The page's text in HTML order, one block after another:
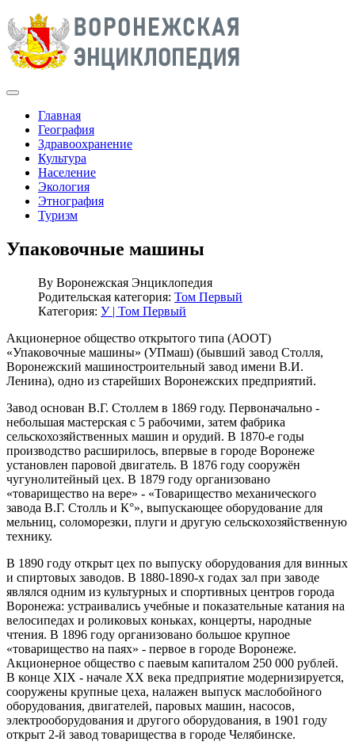
Главная
География
Здравоохранение
Культура
Население
Экология
Этнография
Туризм
Упаковочные машины
By Воронежская Энциклопедия
Родительская категория: Том Первый
Категория: У | Том Первый
Акционерное общество открытого типа (АООТ)
«Упаковочные машины» (УПмаш) (бывший завод Столля,
Воронежский машиностроительный завод имени В.И.
Ленина), одно из старейших Воронежских предприятий.
Завод основан В.Г. Столлем в 1869 году. Первоначально -
небольшая мастерская с 5 рабочими, затем фабрика
сельскохозяйственных машин и орудий. В 1870-е годы
производство расширилось, впервые в городе Воронеже
установлен паровой двигатель. В 1876 году сооружён
чугунолитейный цех. В 1879 году организовано
«товарищество на вере» - «Товарищество механического
завода В.Г. Столль и К°», выпускающее оборудование для
мельниц, соломорезки, плуги и другую сельскохозяйственную
технику.
В 1890 году открыт цех по выпуску оборудования для винных
и спиртовых заводов. В 1880-1890-х годах зал при заводе
являлся одним из культурных и спортивных центров города
Воронежа: устраивались учебные и показательные катания на
велосипедах и роликовых коньках, концерты, народные
чтения. В 1896 году организовано большое крупное
«товарищество на паях» - первое в городе Воронеже.
Акционерное общество с паевым капиталом 250 000 рублей.
В конце XIX - начале XX века предприятие модернизируется,
сооружены крупные цеха, налажен выпуск маслобойного
оборудования, двигателей, паровых машин, насосов,
электрооборудования и другого оборудования, в 1901 году
открыт 2-й завод товарищества в городе Челябинске.